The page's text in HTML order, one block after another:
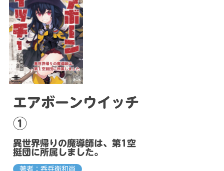
エアボーンウイッチ
①
異世界帰りの魔導師は、第1空
挺団に所属しました。
著者：呑兵衛和尚